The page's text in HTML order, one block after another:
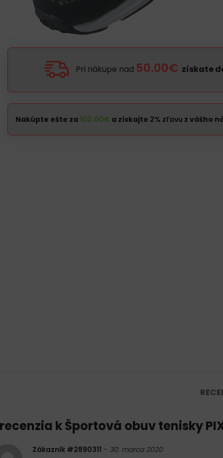
Pri nákupe nad 50.00€ získate
Nakúpte ešte za 100.00€ a získajte 2% zľavu z vášho
recenzia kŠportová obuv tenisky
Zákazník #2890311 – 30. marca 2020